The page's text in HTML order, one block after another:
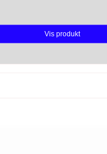
Vis produkt